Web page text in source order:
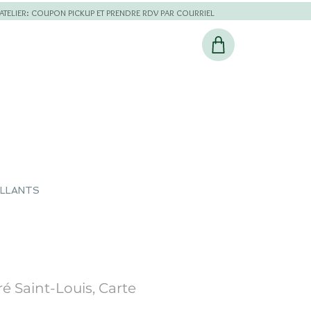
COUPON PICKUP ET PRENDRE RDV PAR COURRIEL
Saint-Louis, Carte